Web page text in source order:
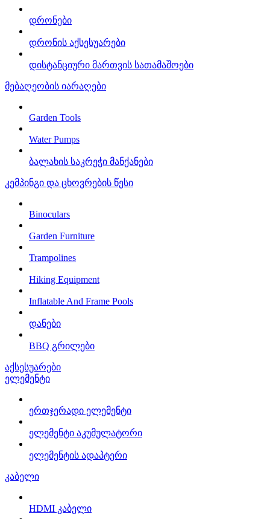
დრონები
დრონის აქსესუარები
დისტანციური მართვის სათამაშოები
მებაღეობის იარაღები
Garden Tools
Water Pumps
ბალახის საკრეჭი მანქანები
კემპინგი და ცხოვრების წესი
Binoculars
Garden Furniture
Trampolines
Hiking Equipment
Inflatable And Frame Pools
დანები
BBQ გრილები
აქსესუარები
ელემენტი
ერთჯერადი ელემენტი
ელემენტი აკუმულატორი
ელემენტის ადაპტერი
კაბელი
HDMI კაბელი